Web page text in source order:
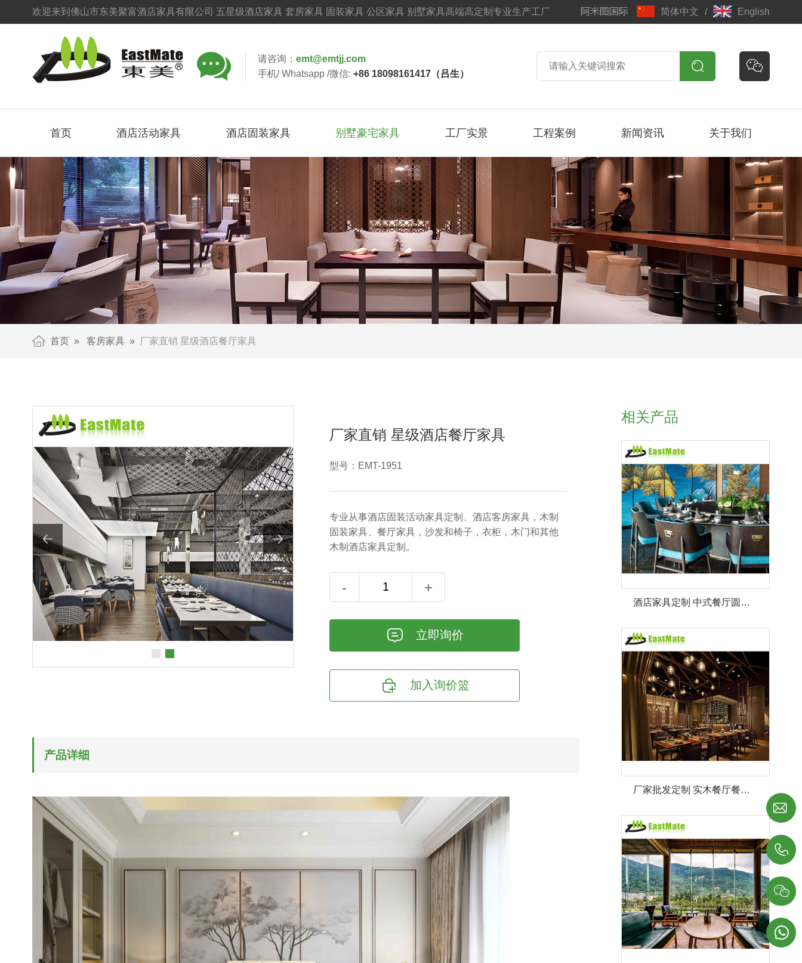
欢迎来到佛山市东美聚富酒店家具有限公司 五星级酒店家具 套房家具 固装家具 公区家具 别墅家具高端高定制专业生产工厂 简体中文 / English
 请咨询：emt@emtjj.com
手机/ Whatsapp /微信:+86 18098161417（吕生）
 
首页 酒店活动家具 酒店固装家具 别墅豪宅家具 工厂实景 工程案例 新闻资讯 关于我们
首页 »客房家具 »厂家直销 星级酒店餐厅家具


厂家直销 星级酒店餐厅家具
型号：EMT-1951
专业从事酒店固装活动家具定制、酒店客房家具，木制
固装家具、餐厅家具，沙发和椅子，衣柜，木门和其他
木制酒店家具定制。
- +
𐄰 立即询价
 加入询价篮
产品详细
相关产品
酒店家具定制 中式餐厅圆餐桌 餐厅家具
厂家批发定制 实木餐厅餐桌椅组合套装



